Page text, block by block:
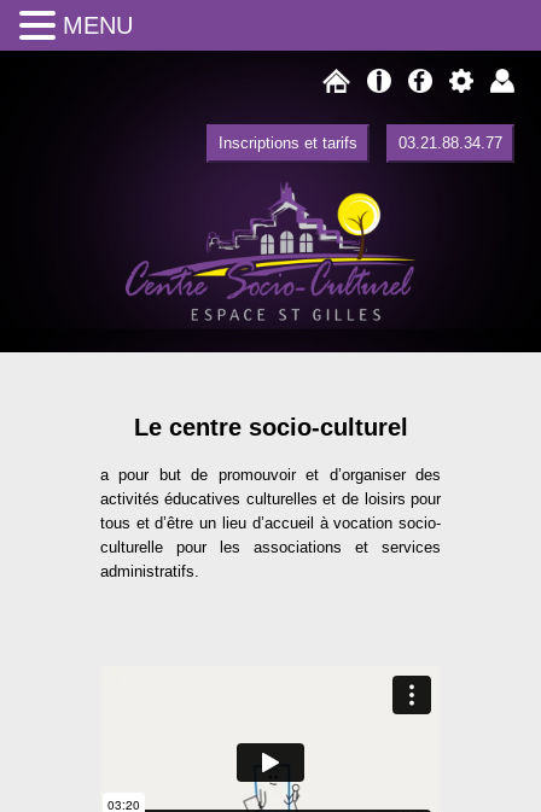
Inscriptions et tarifs 03.21.88.34.77
Centre Socio Culturel de Watten
Le centre socio-culturel
a pour but de promouvoir et d’organiser des
activités éducatives culturelles et de loisirs pour
tous et d’être un lieu d’accueil à vocation socio-
culturelle pour les associations et services
administratifs.
MENU